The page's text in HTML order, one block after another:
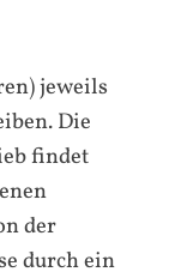
jeweils
Die
findet
der
durch ein